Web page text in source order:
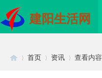
建阳生活网
首页 资讯 查看内容